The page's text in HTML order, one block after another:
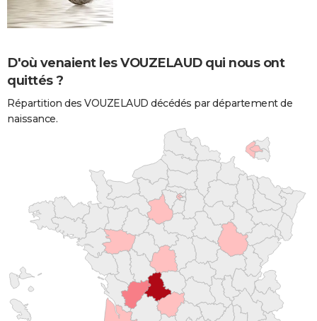
D'où venaient les VOUZELAUD qui nous ont
quittés ?
Répartition des VOUZELAUD décédés par département de
naissance.